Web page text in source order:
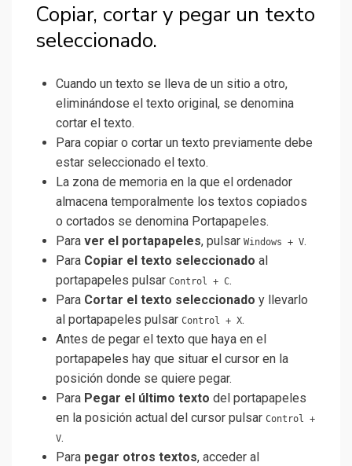
Copiar, cortar y pegar un texto
seleccionado.
Cuando un texto se lleva de un sitio a otro,
eliminándose el texto original, se denomina
cortar el texto.
Para copiar o cortar un texto previamente debe
estar seleccionado el texto.
La zona de memoria en la que el ordenador
almacena temporalmente los textos copiados
o cortados se denomina Portapapeles.
Para ver el portapapeles, pulsar Windows + V.
Para Copiar el texto seleccionado al
portapapeles pulsar Control + C.
Para Cortar el texto seleccionado y llevarlo
al portapapeles pulsar Control + X.
Antes de pegar el texto que haya en el
portapapeles hay que situar el cursor en la
posición donde se quiere pegar.
Para Pegar el último texto del portapapeles
en la posición actual del cursor pulsar Control +
V.
Para pegar otros textos, acceder al